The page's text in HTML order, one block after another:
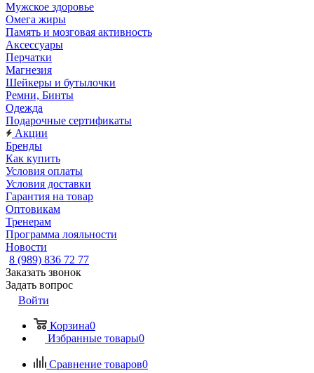
Мужское здоровье
Омега жиры
Память и мозговая активность
Аксессуары
Перчатки
Магнезия
Шейкеры и бутылочки
Ремни, Бинты
Одежда
Подарочные сертификаты
Акции
Бренды
Как купить
Условия оплаты
Условия доставки
Гарантия на товар
Оптовикам
Тренерам
Программа лояльности
Новости
8 (989) 836 72 77
Заказать звонок
Задать вопрос
Войти
Корзина0
Избранные товары0
Сравнение товаров0